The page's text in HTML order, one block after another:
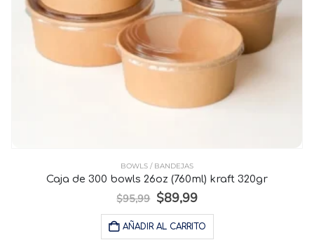
BOWLS / BANDEJAS
Caja de 300 bowls 26oz (760ml) kraft 320gr
$95,99 $89,99
AÑADIR AL CARRITO